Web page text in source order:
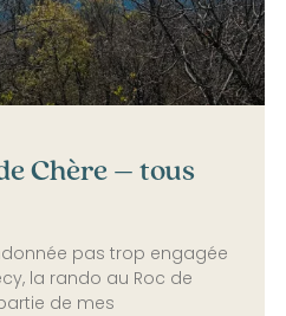
Chère – tous
pas trop engagée
la rando au Roc de
de mes